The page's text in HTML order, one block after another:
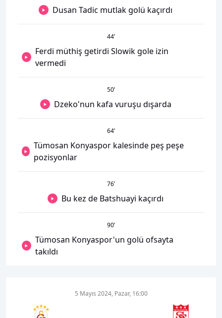
Dusan Tadic mutlak golü kaçırdı
44’
Ferdi müthiş getirdi Slowik gole izin
vermedi
50’
Dzeko'nun kafa vuruşu dışarda
64’
Tümosan Konyaspor kalesinde peş peşe
pozisyonlar
76’
Bu kez de Batshuayi kaçırdı
90’
Tümosan Konyaspor'un golü ofsayta
takıldı
5 Mayıs 2024, Pazar, 16:00